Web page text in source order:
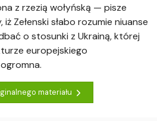
z rzezią wołyńską — pisze
iż Zełenski słabo rozumie niuanse
o stosunki z Ukrainą, której
europejskiego
materiału